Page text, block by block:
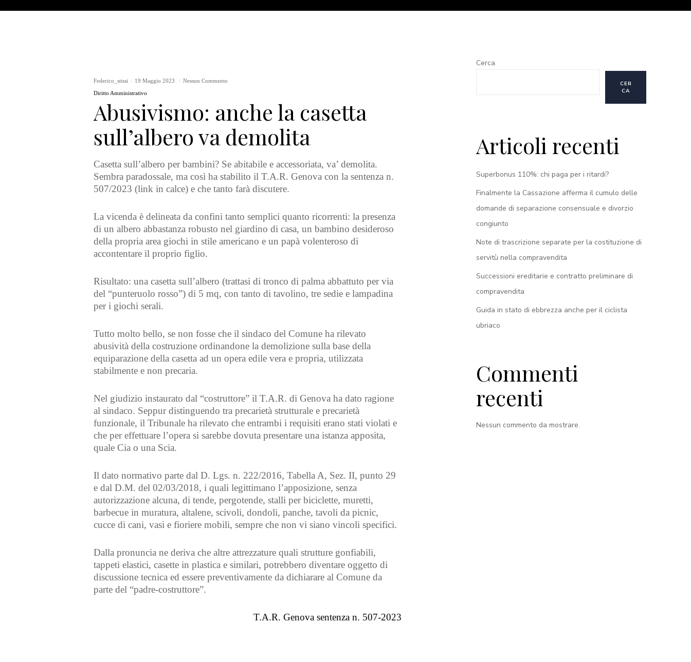
Federico_stissi 19 Maggio 2023
Nessun Commento
Diritto Amministrativo
Abusivismo: anche la casetta
sull’albero va demolita
Casetta sull’albero per bambini? Se abitabile e accessoriata, va’ demolita.
Sembra paradossale, ma così ha stabilito il T.A.R. Genova con la sentenza n.
507/2023 (link in calce) e che tanto farà discutere.
La vicenda è delineata da confini tanto semplici quanto ricorrenti: la presenza
di un albero abbastanza robusto nel giardino di casa, un bambino desideroso
della propria area giochi in stile americano e un papà volenteroso di
accontentare il proprio figlio.
Risultato: una casetta sull’albero (trattasi di tronco di palma abbattuto per via
del “punteruolo rosso”) di 5 mq, con tanto di tavolino, tre sedie e lampadina
per i giochi serali.
Tutto molto bello, se non fosse che il sindaco del Comune ha rilevato
abusività della costruzione ordinandone la demolizione sulla base della
equiparazione della casetta ad un opera edile vera e propria, utilizzata
stabilmente e non precaria.
Nel giudizio instaurato dal “costruttore” il T.A.R. di Genova ha dato ragione
al sindaco. Seppur distinguendo tra precarietà strutturale e precarietà
funzionale, il Tribunale ha rilevato che entrambi i requisiti erano stati violati e
che per effettuare l’opera si sarebbe dovuta presentare una istanza apposita,
quale Cia o una Scia.
Il dato normativo parte dal D. Lgs. n. 222/2016, Tabella A, Sez. II, punto 29
e dal D.M. del 02/03/2018, i quali legittimano l’apposizione, senza
autorizzazione alcuna, di tende, pergotende, stalli per biciclette, muretti,
barbecue in muratura, altalene, scivoli, dondoli, panche, tavoli da picnic,
cucce di cani, vasi e fioriere mobili, sempre che non vi siano vincoli specifici.
Dalla pronuncia ne deriva che altre attrezzature quali strutture gonfiabili,
tappeti elastici, casette in plastica e similari, potrebbero diventare oggetto di
discussione tecnica ed essere preventivamente da dichiarare al Comune da
parte del “padre-costruttore”.
T.A.R. Genova sentenza n. 507-2023
Cerca
CER
CA
Articoli recenti
Superbonus 110%: chi paga per i ritardi?
Finalmente la Cassazione afferma il cumulo delle
domande di separazione consensuale e divorzio
congiunto
Note di trascrizione separate per la costituzione di
servitù nella compravendita
Successioni ereditarie e contratto preliminare di
compravendita
Guida in stato di ebbrezza anche per il ciclista
ubriaco
Commenti
recenti
Nessun commento da mostrare.